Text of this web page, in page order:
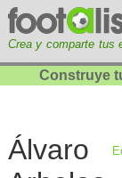
Crea y comparte tus
Construye
Álvaro